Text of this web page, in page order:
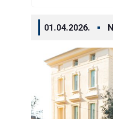
01.04.2026.